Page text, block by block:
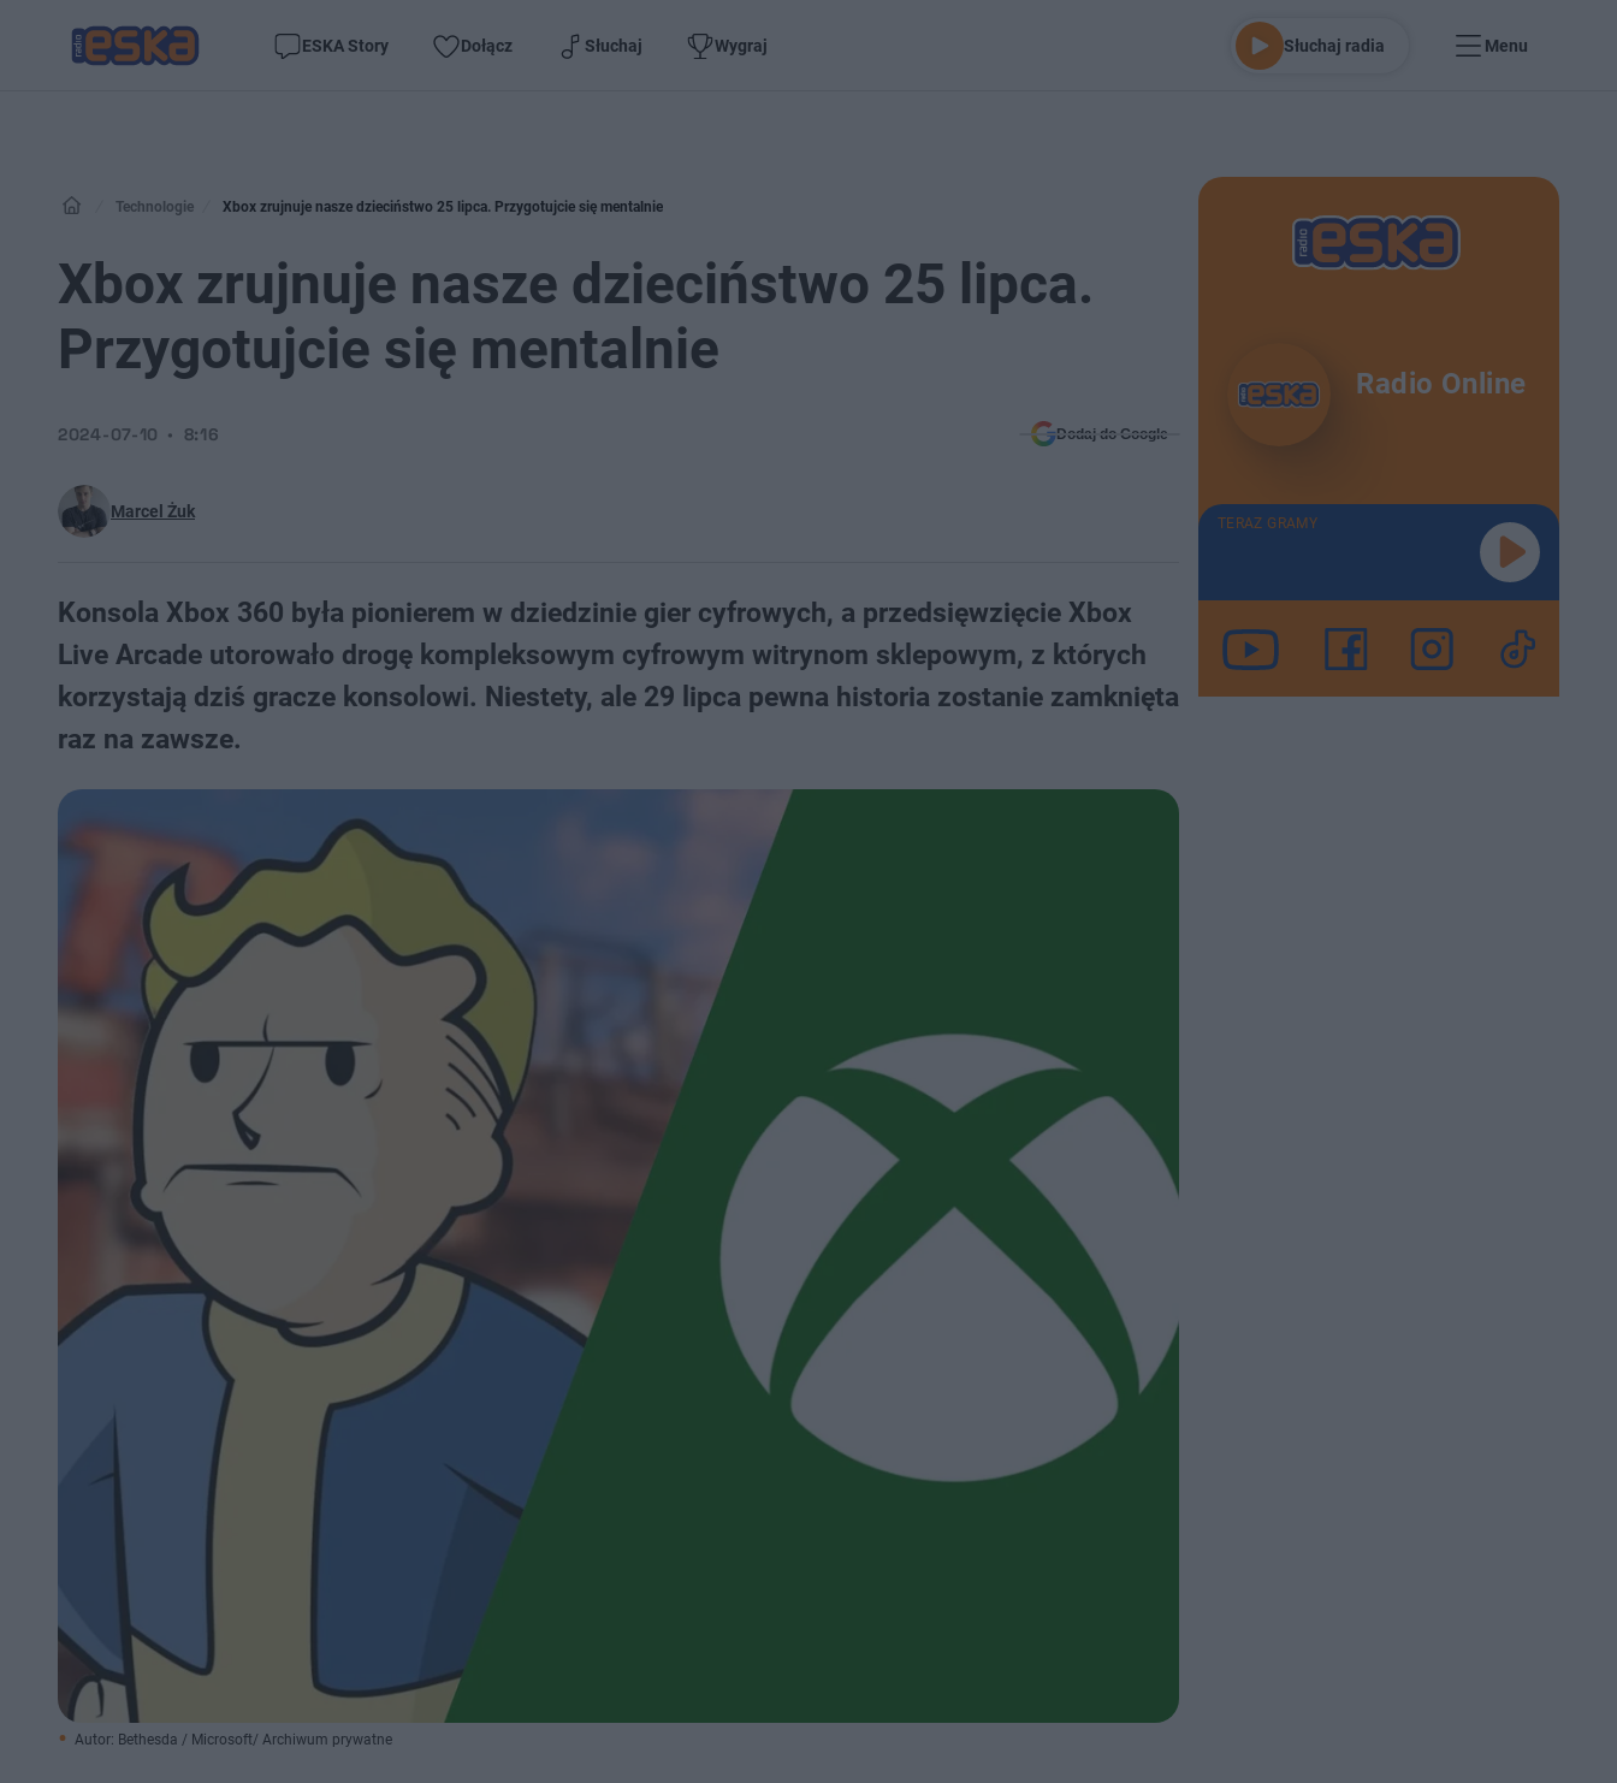
ESKA Story Dołącz Słuchaj Wygraj Słuchaj radia Menu
Technologie Xbox zrujnuje nasze dzieciństwo 25 lipca. Przygotujcie się mentalnie
Xbox zrujnuje nasze dzieciństwo 25 lipca.
Przygotujcie się mentalnie
Marcel Żuk
2024-07-10 8:16 Dodaj do Google
Konsola Xbox 360 była pionierem w dziedzinie gier cyfrowych, a przedsięwzięcie Xbox
Live Arcade utorowało drogę kompleksowym cyfrowym witrynom sklepowym, z których
korzystają dziś gracze konsolowi. Niestety, ale 29 lipca pewna historia zostanie zamknięta
raz na zawsze.
Autor: Bethesda / Microsoft/ Archiwum prywatne
Radio Online
TERAZ GRAMY